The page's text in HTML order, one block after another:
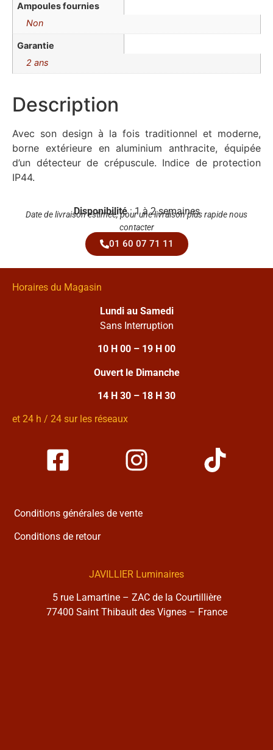
Ampoules fournies
Non
Garantie
2 ans
Description
Avec son design à la fois traditionnel et moderne,
borne extérieure en aluminium anthracite, équipée
d’un détecteur de crépuscule. Indice de protection
IP44.
Disponibilité: 1 à 2 semaines
Date de livraison estimée, pour une livraison plus rapide nous
contacter
01 60 07 71 11
Horaires du Magasin
Lundi au Samedi
Sans Interruption
10 H 00 – 19 H 00
Ouvert le Dimanche
14 H 30 – 18 H 30
et 24 h / 24 sur les réseaux
Conditions générales de vente
Conditions de retour
JAVILLIER Luminaires
5 rue Lamartine – ZAC de la Courtillière
77400 Saint Thibault des Vignes – France